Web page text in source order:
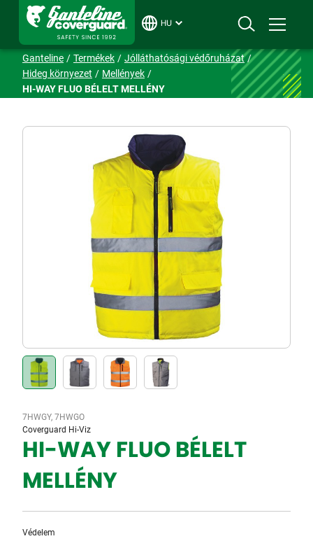
HU
Ganteline Termékek
Jólláthatósági védőruházat
Hideg környezet
Mellények
HI-WAY FLUO BÉLELT MELLÉNY
7HWGY, 7HWGO
Coverguard Hi-Viz
HI-WAY FLUO BÉLELT
MELLÉNY
Védelem